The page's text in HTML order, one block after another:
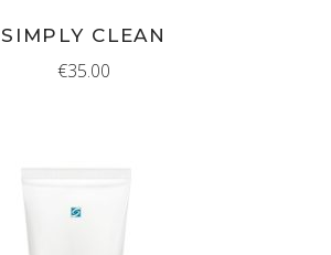
SIMPLY CLEAN
€35.00